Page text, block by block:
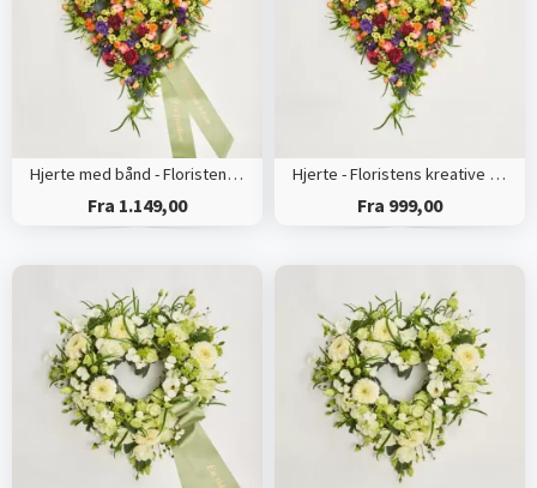
Hjerte med bånd - Floristens kreative valg
Fra 1.149,00
Hjerte - Floristens kreative valg
Fra 999,00